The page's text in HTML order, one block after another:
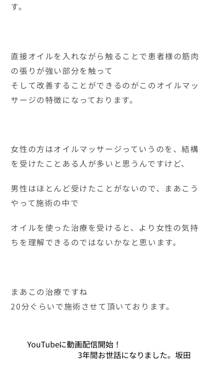
す。
直接オイルを入れながら触ることで患者様の筋肉
の張りが強い部分を触って
そして改善することができるのがこのオイルマッ
サージの特徴になっております。
女性の方はオイルマッサージっていうのを、結構
を受けたことある人が多いと思うんですけど、
男性はほとんど受けたことがないので、まあこう
やって施術の中で
オイルを使った治療を受けると、より女性の気持
ちを理解できるのではないかなと思います。
まあこの治療ですね
20分ぐらいで施術させて頂いております。
YouTubeに動画配信開始！
3年間お世話になりました。坂田